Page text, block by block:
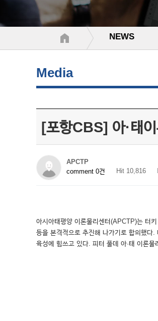
NEWS
Media
[포항CBS] 아·태
APCTP
comment 0건
Hit 10,816
아시아태평양 이론물리센터(APCTP)는 터
등을 본격적으로 추진해 나가기로 합의했다
육성에 힘쓰고 있다. 피터 풀데 아·태 이론